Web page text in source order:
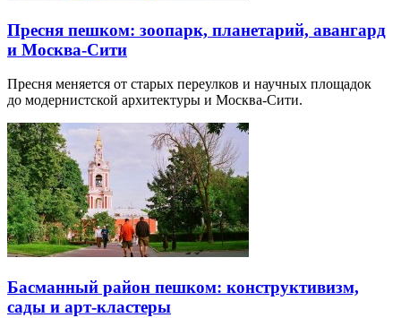
Пресня пешком: зоопарк, планетарий, авангард
и Москва-Сити
Пресня меняется от старых переулков и научных площадок
до модернистской архитектуры и Москва-Сити.
Басманный район пешком: конструктивизм,
сады и арт-кластеры